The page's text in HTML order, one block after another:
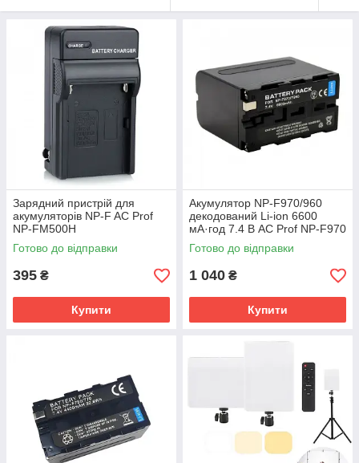
Зарядний пристрій для
акумуляторів NP-F AC Prof
NP-FM500H
Готово до відправки
395 ₴
Купити
Акумулятор NP-F970/960
декодований Li-ion 6600
мА·год 7.4 В AC Prof NP-F970
Готово до відправки
1 040 ₴
Купити